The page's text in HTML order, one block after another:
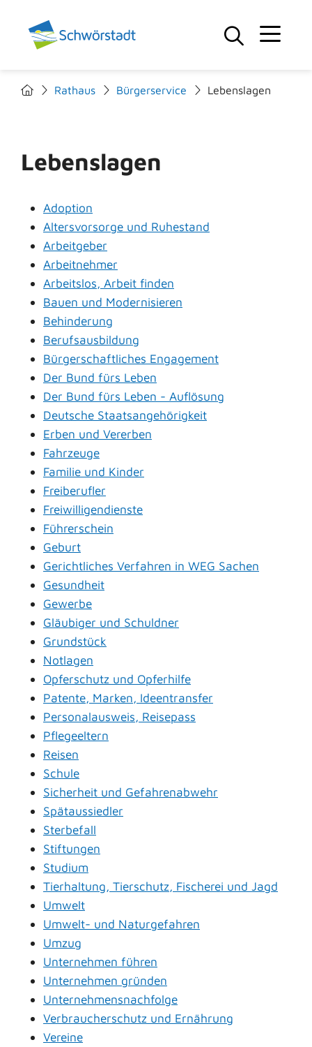
Rathaus Bürgerservice Lebenslagen
Lebenslagen
Adoption
Altersvorsorge und Ruhestand
Arbeitgeber
Arbeitnehmer
Arbeitslos, Arbeit finden
Bauen und Modernisieren
Behinderung
Berufsausbildung
Bürgerschaftliches Engagement
Der Bund fürs Leben
Der Bund fürs Leben - Auflösung
Deutsche Staatsangehörigkeit
Erben und Vererben
Fahrzeuge
Familie und Kinder
Freiberufler
Freiwilligendienste
Führerschein
Geburt
Gerichtliches Verfahren in WEG Sachen
Gesundheit
Gewerbe
Gläubiger und Schuldner
Grundstück
Notlagen
Opferschutz und Opferhilfe
Patente, Marken, Ideentransfer
Personalausweis, Reisepass
Pflegeeltern
Reisen
Schule
Sicherheit und Gefahrenabwehr
Spätaussiedler
Sterbefall
Stiftungen
Studium
Tierhaltung, Tierschutz, Fischerei und Jagd
Umwelt
Umwelt- und Naturgefahren
Umzug
Unternehmen führen
Unternehmen gründen
Unternehmensnachfolge
Verbraucherschutz und Ernährung
Vereine